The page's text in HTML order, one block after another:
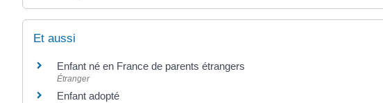
Et aussi
Enfant né en France de parents étrangers
Étranger
Enfant adopté